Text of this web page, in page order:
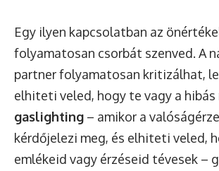
Egy ilyen kapcsolatban az
folyamatosan csorbát szenved. A
partner folyamatosan kritizálhat,
elhiteti veled, hogy te vagy a hibás
gaslighting – amikor a
kérdőjelezi meg, és elhiteti veled,
emlékeid vagy érzéseid tévesek –